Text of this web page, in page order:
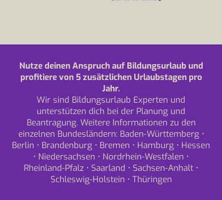
Nutze deinen Anspruch auf Bildungsurlaub und
profitiere von 5 zusätzlichen Urlaubstagen pro
Jahr.
Wir sind Bildungsurlaub Experten und
unterstützen dich bei der Planung und
Beantragung. Weitere Informationen zu den
einzelnen Bundesländern: Baden-Württemberg•
Berlin • Brandenburg • Bremen • Hamburg • Hessen
• Niedersachsen • Nordrhein-Westfalen •
Rheinland-Pfalz • Saarland • Sachsen-Anhalt •
Schleswig-Holstein • Thüringen